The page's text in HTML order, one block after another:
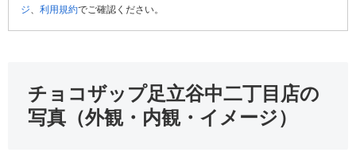
ジ、 利用規約でご確認ください。
チョコザップ足立谷中二丁目店の
写真（外観・内観・イメージ）